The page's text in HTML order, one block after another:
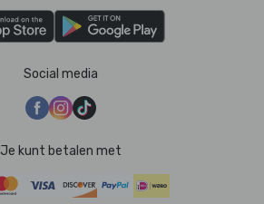
Social media
Je kunt betalen met